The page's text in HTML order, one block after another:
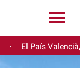
· El País